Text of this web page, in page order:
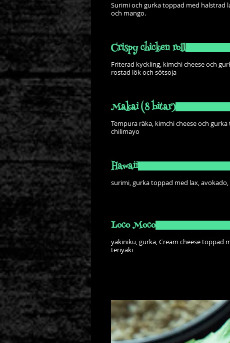
Surimi och gurka toppad med halstrad
Crispy chicken roll
Friterad kyckling, kimchi cheese och
rostad lök och sötsoja
Makai (8 bitar)
Tempura räka, kimchi cheese och
chilimayo
Hawaii
surimi, gurka toppad med lax,
Loco Moco
yakiniku, gurka, Cream cheese toppad
teriyaki